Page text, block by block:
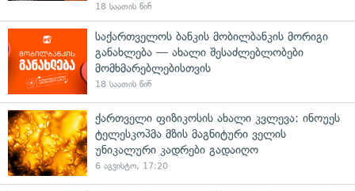
18 საათის წინ
საქართველოს ბანკის მობილბანკის მორიგი
განახლება — ახალი შესაძლებლობები
მომხმარებლებისთვის
18 საათის წინ
ქართველი ფიზიკოსის ახალი კვლევა: ინოუეს
ტელესკოპმა მზის მაგნიტური ველის
უნიკალური კადრები გადაიღო
6 აგვისტო, 17:20